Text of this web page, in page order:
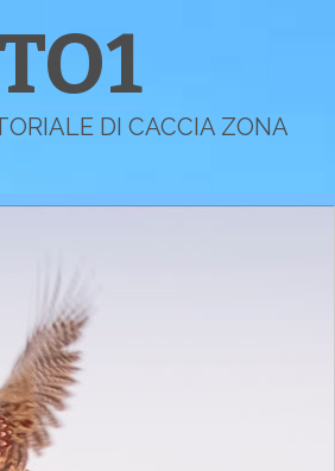
DI CACCIA ZONA